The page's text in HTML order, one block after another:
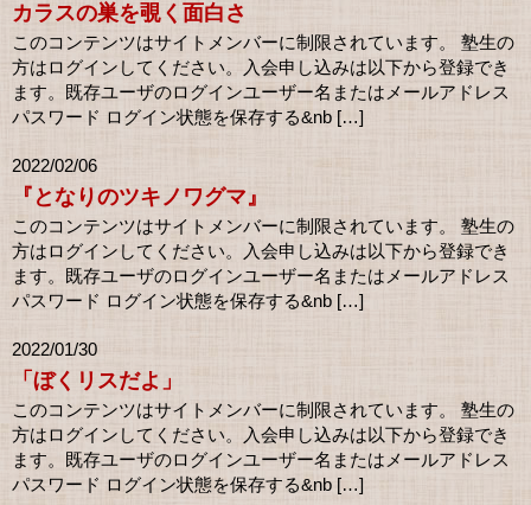
カラスの巣を覗く面白さ
このコンテンツはサイトメンバーに制限されています。 塾生の
方はログインしてください。入会申し込みは以下から登録でき
ます。既存ユーザのログインユーザー名またはメールアドレス
パスワード ログイン状態を保存する&nb […]
2022/02/06
『となりのツキノワグマ』
このコンテンツはサイトメンバーに制限されています。 塾生の
方はログインしてください。入会申し込みは以下から登録でき
ます。既存ユーザのログインユーザー名またはメールアドレス
パスワード ログイン状態を保存する&nb […]
2022/01/30
「ぼくリスだよ」
このコンテンツはサイトメンバーに制限されています。 塾生の
方はログインしてください。入会申し込みは以下から登録でき
ます。既存ユーザのログインユーザー名またはメールアドレス
パスワード ログイン状態を保存する&nb […]